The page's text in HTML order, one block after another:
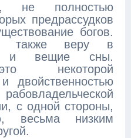
не полностью
предрассудков
богов.
также веру в
и вещие сны.
некоторой
двойственностью
с одной стороны,
весьма низким